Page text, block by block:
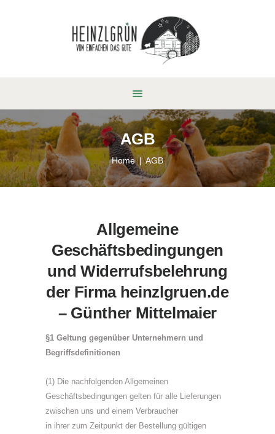
AGB
Home AGB
Allgemeine
Geschäftsbedingungen
und Widerrufsbelehrung
der Firma heinzlgruen.de
– Günther Mittelmaier
§1 Geltung gegenüber Unternehmern und
Begriffsdefinitionen
(1) Die nachfolgenden Allgemeinen
Geschäftsbedingungen gelten für alle Lieferungen
zwischen uns und einem Verbraucher
in ihrer zum Zeitpunkt der Bestellung gültigen